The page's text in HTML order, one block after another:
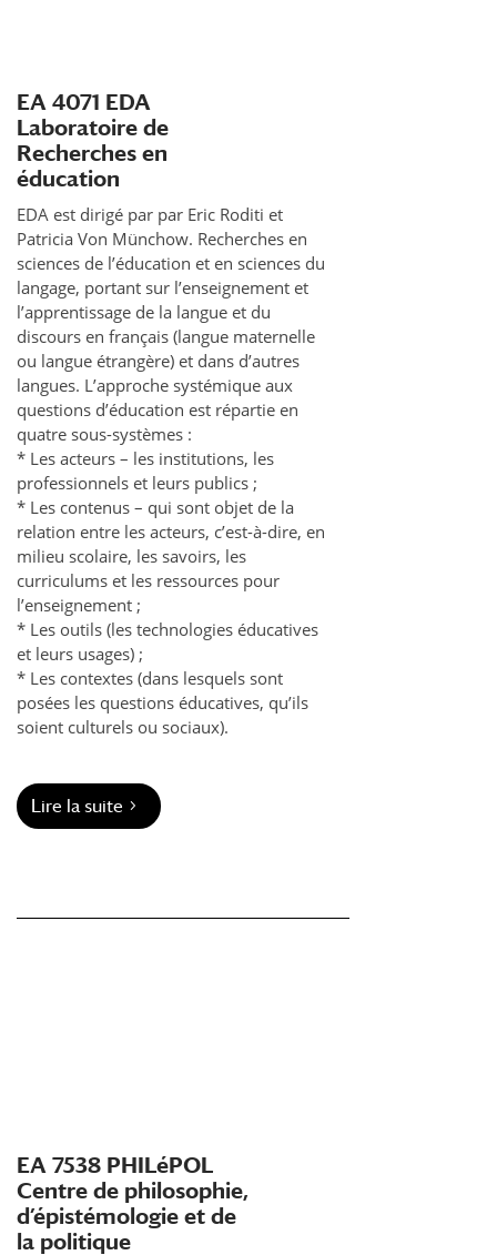
EA 4071 EDA
Laboratoire de
Recherches en
éducation
EDA est dirigé par par Eric Roditi et
Patricia Von Münchow. Recherches en
sciences de l’éducation et en sciences du
langage, portant sur l’enseignement et
l’apprentissage de la langue et du
discours en français (langue maternelle
ou langue étrangère) et dans d’autres
langues. L’approche systémique aux
questions d’éducation est répartie en
quatre sous-systèmes :
* Les acteurs – les institutions, les
professionnels et leurs publics ;
* Les contenus – qui sont objet de la
relation entre les acteurs, c’est-à-dire, en
milieu scolaire, les savoirs, les
curriculums et les ressources pour
l’enseignement ;
* Les outils (les technologies éducatives
et leurs usages) ;
* Les contextes (dans lesquels sont
posées les questions éducatives, qu’ils
soient culturels ou sociaux).
Lire la suite
EA 7538 PHILéPOL
Centre de philosophie,
d’épistémologie et de
la politique